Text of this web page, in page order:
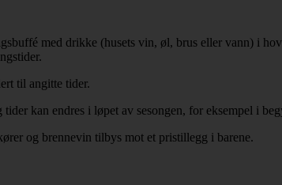
med drikke (husets vin, øl, brus eller vann) i
til angitte tider.
kan endres i løpet av sesongen, for eksempel i
og brennevin tilbys mot et pristillegg i barene.